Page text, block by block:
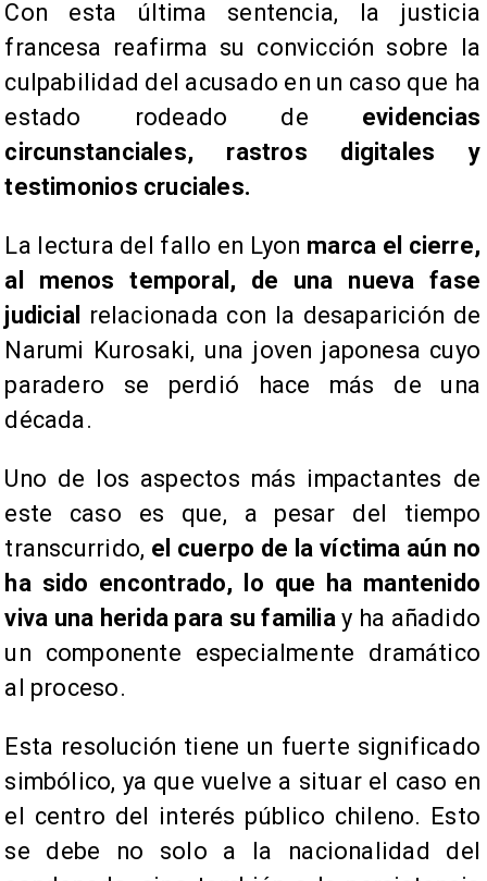
Con esta última sentencia, la justicia
francesa reafirma su convicción sobre la
culpabilidad del acusado en un caso que ha
estado rodeado de evidencias
circunstanciales, rastros digitales y
testimonios cruciales.
La lectura del fallo en Lyon marca el cierre,
al menos temporal, de una nueva fase
judicial
relacionada con la desaparición de
Narumi Kurosaki, una joven japonesa cuyo
paradero se perdió hace más de una
década.
Uno de los aspectos más impactantes de
este caso es que, a pesar del tiempo
transcurrido, el cuerpo de la víctima aún no
ha sido encontrado, lo que ha mantenido
viva una herida para su familia y ha añadido
un componente especialmente dramático
al proceso.
Esta resolución tiene un fuerte significado
simbólico, ya que vuelve a situar el caso en
el centro del interés público chileno. Esto
se debe no solo a la nacionalidad del